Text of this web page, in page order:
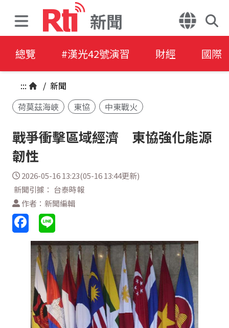
新聞
總覽 #漢光42號演習 財經 國際
::: / 新聞
荷莫茲海峽
東協 中東戰火
戰爭衝擊區域經濟 東協強化能源
韌性
2026-05-16 13:23(05-16 13:44更新)
新聞引據： 台泰時報
作者：新聞編輯